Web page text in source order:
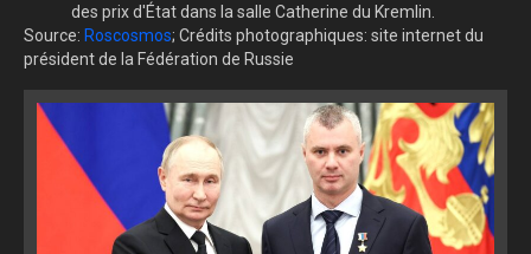
des prix d'État dans la salle Catherine du Kremlin.
Source: Roscosmos; Crédits photographiques: site internet du
président de la Fédération de Russie